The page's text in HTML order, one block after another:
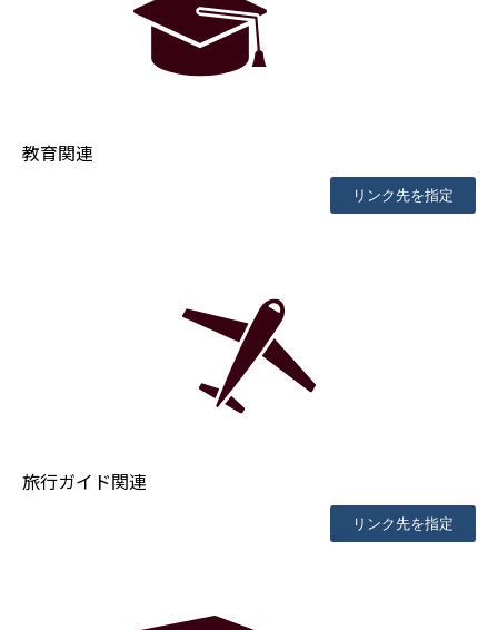
教育関連
リンク先を指定
旅行ガイド関連
リンク先を指定